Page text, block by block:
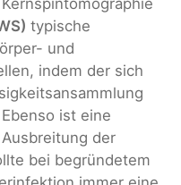
typische
und
indem der sich
ist eine
der
bei begründetem